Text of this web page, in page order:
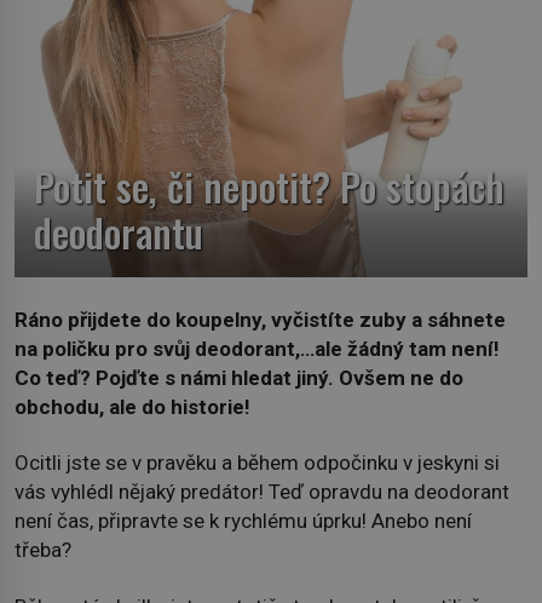
Potit se, či nepotit? Po stopách
deodorantu
Ráno přijdete do koupelny, vyčistíte zuby a sáhnete
na poličku pro svůj deodorant,…ale žádný tam není!
Co teď? Pojďte s námi hledat jiný. Ovšem ne do
obchodu, ale do historie!
Ocitli jste se v pravěku a během odpočinku v jeskyni si
vás vyhlédl nějaký predátor! Teď opravdu na deodorant
není čas, připravte se k rychlému úprku! Anebo není
třeba?